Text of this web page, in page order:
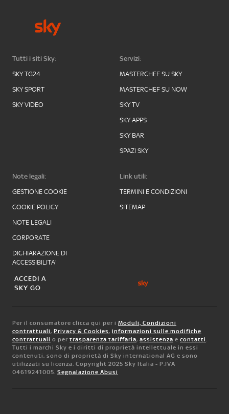
Tutti i siti Sky:
SKY TG24
SKY SPORT
SKY VIDEO
Servizi:
MASTERCHEF SU SKY
MASTERCHEF SU NOW
SKY TV
SKY APPS
SKY BAR
SPAZI SKY
Note legali:
GESTIONE COOKIE
COOKIE POLICY
NOTE LEGALI
CORPORATE
DICHIARAZIONE DI
ACCESSIBILITA'
Link utili:
TERMINI E CONDIZIONI
SITEMAP
ACCEDI A
SKY GO
Per il consumatore clicca qui per i Moduli, Condizioni
contrattuali, Privacy & Cookies, informazioni sulle modifiche
contrattuali o per trasparenza tariffaria, assistenza e contatti.
Tutti i marchi Sky e i diritti di proprietà intellettuale in essi
contenuti, sono di proprietà di Sky international AG e sono
utilizzati su licenza. Copyright 2025 Sky Italia - P.IVA
04619241005. Segnalazione Abusi